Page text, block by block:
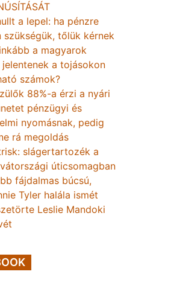
a lepel: ha pénzre
szükségük, tőlük kérnek
a magyarok
jelentenek a tojásokon
számok?
88%-a érzi a nyári
pénzügyi és
nyomásnak, pedig
rá megoldás
slágertartozék a
úticsomagban
fájdalmas búcsú,
Tyler halála ismét
Leslie Mandoki